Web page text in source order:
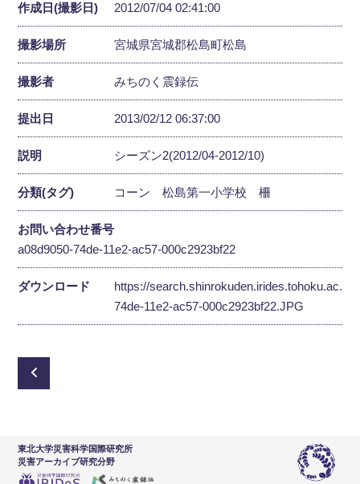
作成日(撮影日) 2012/07/04 02:41:00
撮影場所 宮城県宮城郡松島町松島
撮影者 みちのく震録伝
提出日 2013/02/12 06:37:00
説明 シーズン2(2012/04-2012/10)
分類(タグ) コーン 松島第一小学校 柵
お問い合わせ番号
a08d9050-74de-11e2-ac57-000c2923bf22
ダウンロード
https://
74de-11e2-ac57-000c2923bf22.JPG
東北大学災害科学国際研究所
災害アーカイブ研究分野